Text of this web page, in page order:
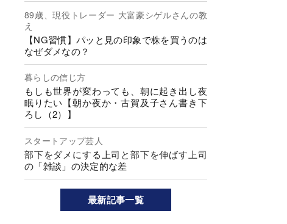
89歳、現役トレーダー 大富豪シゲルさんの教
え
【NG習慣】パッと見の印象で株を買うのは
なぜダメなの？
暮らしの信じ方
もしも世界が変わっても、朝に起き出し夜
眠りたい【朝か夜か・古賀及子さん書き下
ろし（2）】
スタートアップ芸人
部下をダメにする上司と部下を伸ばす上司
の「雑談」の決定的な差
最新記事一覧